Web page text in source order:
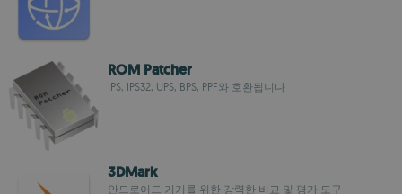
ROM Patcher
IPS, IPS32, UPS, BPS, PPF와 호환됩니다
3DMark
안드로이드 기기를 위한 강력한 비교 및 평가 도구